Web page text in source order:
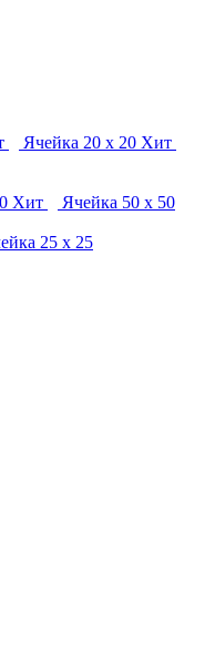
Ячейка 20 х 20 Хит
Хит
Ячейка 50 х 50
25 х 25